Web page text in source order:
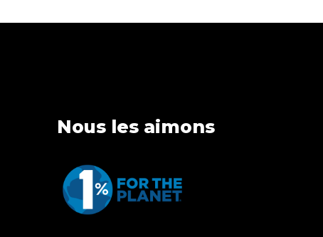
Nous les aimons